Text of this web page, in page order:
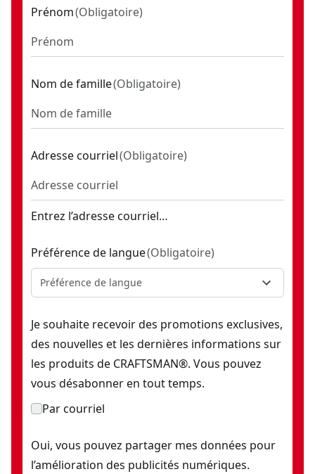
Prénom(Obligatoire)
Nom de famille(Obligatoire)
Adresse courriel(Obligatoire)
Entrez l’adresse courriel…
Préférence de langue(Obligatoire)
Préférence de langue
Je souhaite recevoir des promotions exclusives,
des nouvelles et les dernières informations sur
les produits de CRAFTSMAN®. Vous pouvez
vous désabonner en tout temps.
Par courriel
Oui, vous pouvez partager mes données pour
l’amélioration des publicités numériques.